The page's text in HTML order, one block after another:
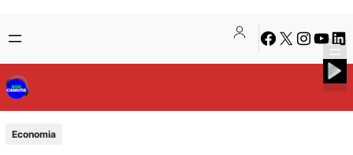
para
o
conteúdo
to
content
Facebook
X Instagram
Economia